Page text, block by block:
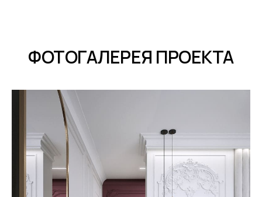
ФОТОГАЛЕРЕЯ ПРОЕКТА